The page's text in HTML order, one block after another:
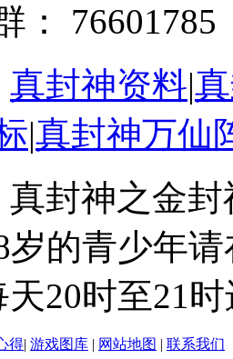
： 76601785
真封神资料|
|真封神万仙
封神之金
岁的青少年
20时至21
得| 游戏图库 | 网站地图 | 联系我们